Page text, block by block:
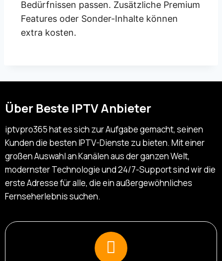
Bedürfnissen passen. Zusätzliche Premium
Features oder Sonder-Inhalte können
extra kosten.
Über Beste IPTV Anbieter
iptvpro365 hat es sich zur Aufgabe gemacht, seinen
Kunden die besten IPTV-Dienste zu bieten. Mit einer
großen Auswahl an Kanälen aus der ganzen Welt,
modernster Technologie und 24/7-Support sind wir die
erste Adresse für alle, die ein außergewöhnliches
Fernseherlebnis suchen.